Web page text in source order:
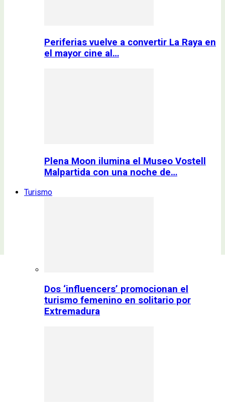
Periferias vuelve a convertir La Raya en
el mayor cine al…
Plena Moon ilumina el Museo Vostell
Malpartida con una noche de…
Turismo
Dos ‘influencers’ promocionan el
turismo femenino en solitario por
Extremadura